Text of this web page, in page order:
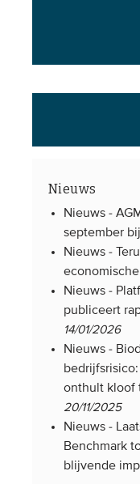
Nieuws
Nieuws -
september
Nieuws -
Nieuws -
publiceert
14/01/2026
Nieuws -
onthult kloof
20/11/2025
Nieuws -
Benchmark
blijvende